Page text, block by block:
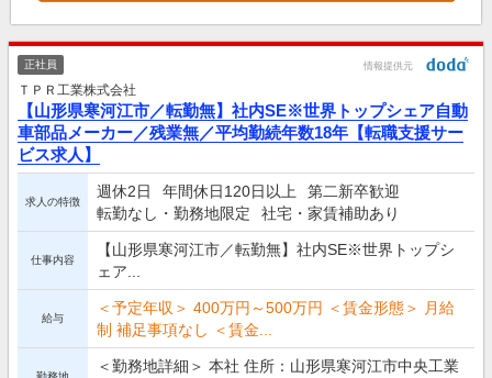
正社員 情報提供元
ＴＰＲ工業株式会社
【山形県寒河江市／転勤無】社内SE※世界トップシェア自動
車部品メーカー／残業無／平均勤続年数18年【転職支援サー
ビス求人】
求人の特徴
週休2日 年間休日120日以上
第二新卒歓迎
転勤なし・勤務地限定
社宅・家賃補助あり
仕事内容
【山形県寒河江市／転勤無】社内SE※世界トップシ
ェア...
給与
＜予定年収＞ 400万円～500万円 ＜賃金形態＞ 月給
制 補足事項なし ＜賃金...
＜勤務地詳細＞ 本社 住所：山形県寒河江市中央工業